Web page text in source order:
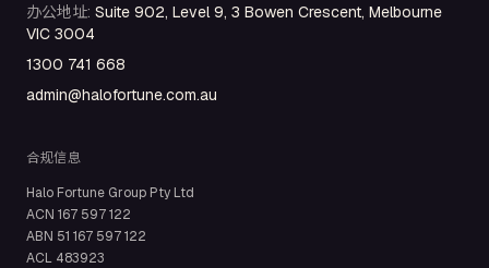
办公地址: Suite 902, Level 9, 3 Bowen Crescent, Melbourne
VIC 3004
1300 741 668
admin@halofortune.com.au
合规信息
Halo Fortune Group Pty Ltd
ACN 167 597 122
ABN 51 167 597 122
ACL 483923